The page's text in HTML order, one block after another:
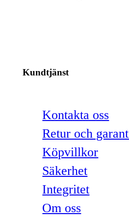
Kundtjänst
Kontakta oss
Retur och
Köpvillkor
Säkerhet
Integritet
Om oss